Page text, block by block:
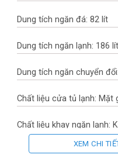
Dung tích ngăn đá: 82 lít
Dung tích ngăn lạnh: 186 lít
Dung tích ngăn chuyển
Chất liệu cửa tủ lạnh: Mặt
Chất liệu khay ngăn lạnh:
Chất liệu ống dẫn gas,
XEM CHI